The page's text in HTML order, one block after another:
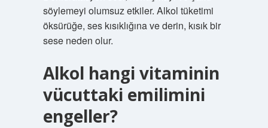
söylemeyi olumsuz etkiler. Alkol tüketimi
öksürüğe, ses kısıklığına ve derin, kısık bir
sese neden olur.
Alkol hangi vitaminin
vücuttaki emilimini
engeller?